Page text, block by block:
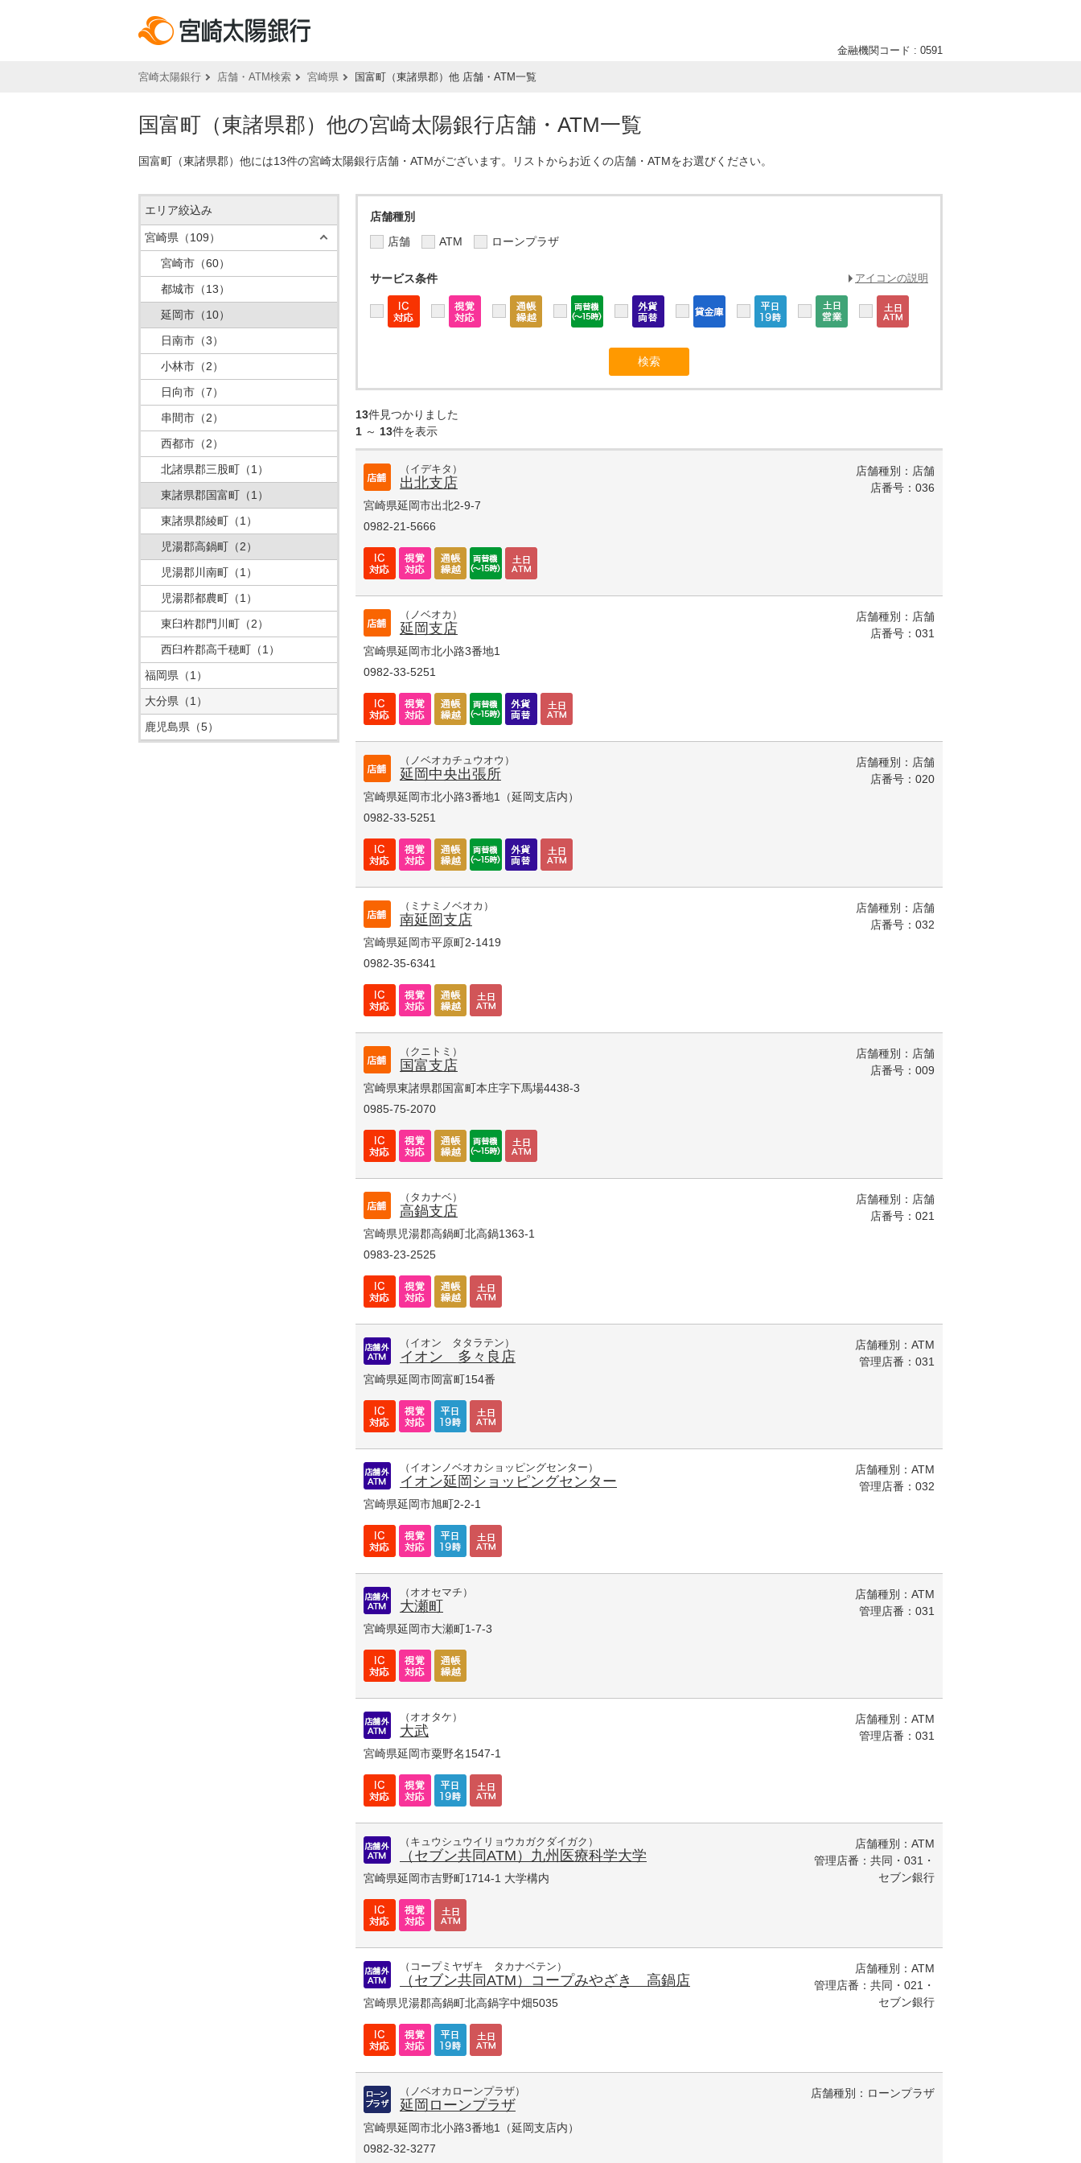
金融機関コード : 0591
宮崎太陽銀行 店舗・ATM検索 宮崎県 国富町（東諸県郡）他 店舗・ATM一覧
国富町（東諸県郡）他の宮崎太陽銀行店舗・ATM一覧
国富町（東諸県郡）他には13件の宮崎太陽銀行店舗・ATMがございます。リストからお近くの店舗・ATMをお選びください。
店舗種別
店舗
ATM ローンプラザ
サービス条件 アイコンの説明
13件見つかりました
1 ～ 13件を表示
（イデキタ）
出北支店
宮崎県延岡市出北2-9-7
0982-21-5666
店舗種別：店舗
店番号：036
（ノベオカ）
延岡支店
宮崎県延岡市北小路3番地1
0982-33-5251
店舗種別：店舗
店番号：031
（ノベオカチュウオウ）
延岡中央出張所
宮崎県延岡市北小路3番地1（延岡支店内）
0982-33-5251
店舗種別：店舗
店番号：020
（ミナミノベオカ）
南延岡支店
宮崎県延岡市平原町2-1419
0982-35-6341
店舗種別：店舗
店番号：032
（クニトミ）
国富支店
宮崎県東諸県郡国富町本庄字下馬場4438-3
0985-75-2070
店舗種別：店舗
店番号：009
（タカナベ）
高鍋支店
宮崎県児湯郡高鍋町北高鍋1363-1
0983-23-2525
店舗種別：店舗
店番号：021
（イオン タタラテン）
イオン 多々良店
宮崎県延岡市岡富町154番
店舗種別：ATM
管理店番：031
（イオンノベオカショッピングセンター）
イオン延岡ショッピングセンター
宮崎県延岡市旭町2-2-1
店舗種別：ATM
管理店番：032
（オオセマチ）
大瀬町
宮崎県延岡市大瀬町1-7-3
店舗種別：ATM
管理店番：031
（オオタケ）
大武
宮崎県延岡市粟野名1547-1
店舗種別：ATM
管理店番：031
（キュウシュウイリョウカガクダイガク）
（セブン共同ATM）九州医療科学大学
宮崎県延岡市吉野町1714-1 大学構内
店舗種別：ATM
管理店番：共同・031・
セブン銀行
（コープミヤザキ タカナベテン）
（セブン共同ATM）コープみやざき 高鍋店
宮崎県児湯郡高鍋町北高鍋字中畑5035
店舗種別：ATM
管理店番：共同・021・
セブン銀行
（ノベオカローンプラザ）
延岡ローンプラザ
宮崎県延岡市北小路3番地1（延岡支店内）
0982-32-3277
店舗種別：ローンプラザ
エリア絞込み
宮崎県 （109）
宮崎市 （60）
都城市 （13）
延岡市 （10）
日南市 （3）
小林市 （2）
日向市 （7）
串間市 （2）
西都市 （2）
北諸県郡三股町 （1）
東諸県郡国富町 （1）
東諸県郡綾町 （1）
児湯郡高鍋町 （2）
児湯郡川南町 （1）
児湯郡都農町 （1）
東臼杵郡門川町 （2）
西臼杵郡高千穂町 （1）
福岡県 （1）
大分県 （1）
鹿児島県 （5）